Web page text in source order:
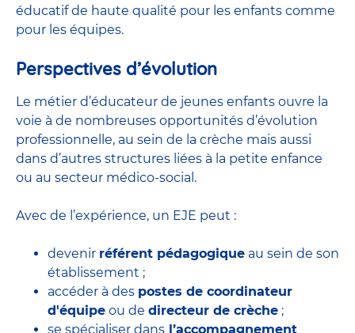
éducatif de haute qualité pour les enfants comme
pour les équipes.
Perspectives d’évolution
Le métier d’éducateur de jeunes enfants ouvre la
voie à de nombreuses opportunités d’évolution
professionnelle, au sein de la crèche mais aussi
dans d’autres structures liées à la petite enfance
ou au secteur médico-social.
Avec de l’expérience, un EJE peut :
devenir référent pédagogique au sein de son
établissement ;
accéder à des postes de coordinateur
d'équipe ou de directeur de crèche ;
se spécialiser dans l’accompagnement